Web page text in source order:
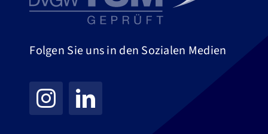
Folgen Sie uns in den Sozialen Medien